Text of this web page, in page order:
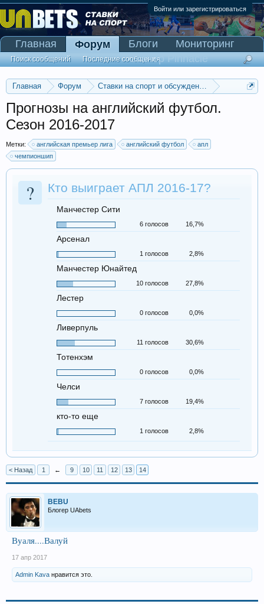
Войти или зарегистрироваться
Главная Форум
Ставки на спорт и обсуждение спортивных
Прогнозы на английский футбол.
Сезон 2016-2017
Метки: английская премьер лига английский футбол
апл
чемпионшип
? Кто выиграет АПЛ 2016-17?
Манчестер Сити
6 голосов 16,7%
Арсенал
1 голосов 2,8%
Манчестер Юнайтед
10 голосов 27,8%
Лестер
0 голосов 0,0%
Ливерпуль
11 голосов 30,6%
Тотенхэм
0 голосов 0,0%
Челси
7 голосов 19,4%
кто-то еще
1 голосов 2,8%
< Назад 1 ← 9 10 11 12 13 14
BEBU
Блогер UAbets
Вуаля....Валуй
17 апр 2017
Admin Kava нравится это.
Главная Форум
Поиск сообщений Последние сообщения
Блоги
Мониторинг
Сканер Pinnacle